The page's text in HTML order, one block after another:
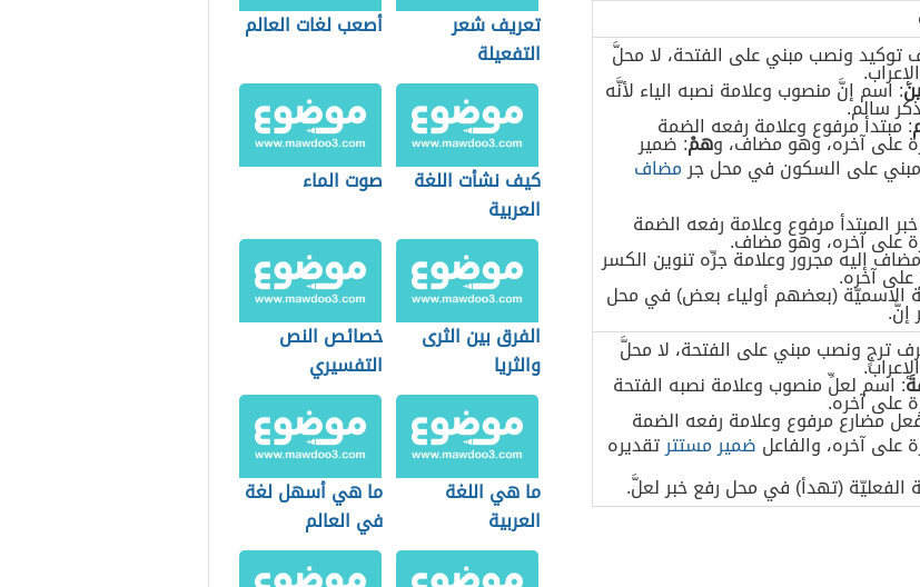
توكيد ونصب مبني على الفتحة، لا محلَّ
: اسم إنَّ منصوب وعلامة نصبه الياء لأنَّه
سالم.
: مبتدأ مرفوع وعلامة رفعه الضمة
على آخره، وهو مضاف، وهمْ: ضمير
على السكون في محل جرمضاف
المبتدأ مرفوع وعلامة رفعه الضمة
على آخره، وهو مضاف.
إليه مجرور وعلامة جرِّه تنوين الكسر
على آخره.
الاسميّة (بعضهم أولياء بعض) في محل
إنَّ.
ترجٍ ونصب مبني على الفتحة، لا محلَّ
: اسم لعلِّ منصوب وعلامة نصبه الفتحة
على آخره.
مضارع مرفوع وعلامة رفعه الضمة
على آخره، والفاعل ضمير مستترتقديره
الفعليّة (تهدأ) في محل رفع خبر لعلَّ.
تعريف شعر
التفعيلة
أصعب لغات العالم
كيف نشأت اللغة
العربية
صوت الماء
الفرق بين الثرى
والثريا
خصائص النص
التفسيري
ما هي اللغة
العربية
ما هي أسهل لغة
في العالم